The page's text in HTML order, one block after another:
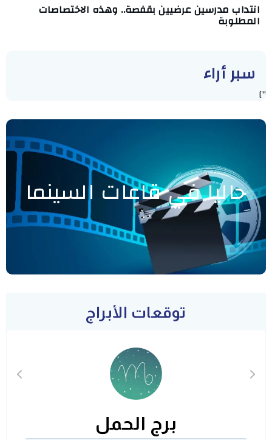
انتداب مدرسين عرضيين بقفصة.. وهذه الاختصاصات
المطلوبة
سبر أراء
"]
حاليا في قاعات السينما
توقعات الأبراج
برج الحمل